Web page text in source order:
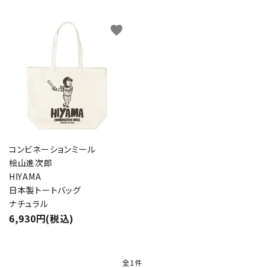
コンビネーションミール
桧山進次郎
HIYAMA
日本製トートバッグ
ナチュラル
6,930円(税込)
favorite
全1件